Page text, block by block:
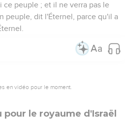
ce peuple ; et il ne verra pas le
peuple, dit l'Éternel, parce qu'il a
en vidéo pour le moment.
pour le royaume d'Israël